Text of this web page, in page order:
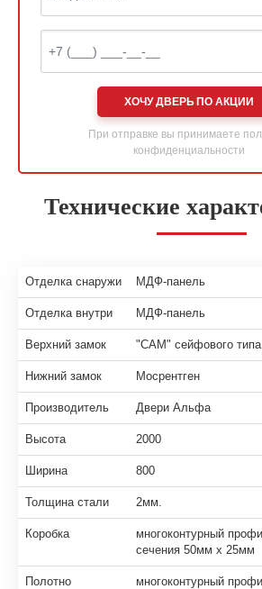
ХОЧУ ДВЕРЬ ПО АКЦИИ
При отправке вы принимаете
конфиденциальности
Технические
Отделка снаружи МДФ-панель
Отделка внутри МДФ-панель
Верхний замок "САМ" сейфового типа
Нижний замок Мосрентген
Производитель Двери Альфа
Высота 2000
Ширина 800
Толщина стали 2мм.
Коробка
многоконтурный
сечения 50мм х 25мм
Полотно
многоконтурный